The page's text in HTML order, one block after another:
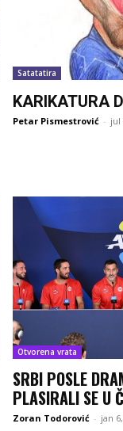
Satatatira
KARIKATURA
Petar Pismestrović - jul
Otvorena vrata
SRBI POSLE
PLASIRALI SE U
Zoran Todorović - jan